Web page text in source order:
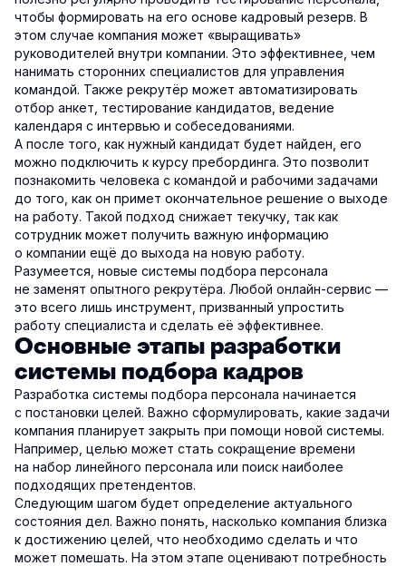
чтобы формировать на его основе кадровый резерв. В
этом случае компания может «выращивать»
руководителей внутри компании. Это эффективнее, чем
нанимать сторонних специалистов для управления
командой. Также рекрутёр может автоматизировать
отбор анкет, тестирование кандидатов, ведение
календаря с интервью и собеседованиями.
А после того, как нужный кандидат будет найден, его
можно подключить к курсу пребординга. Это позволит
познакомить человека с командой и рабочими задачами
до того, как он примет окончательное решение о выходе
на работу. Такой подход снижает текучку, так как
сотрудник может получить важную информацию
о компании ещё до выхода на новую работу.
Разумеется, новые системы подбора персонала
не заменят опытного рекрутёра. Любой онлайн-сервис —
это всего лишь инструмент, призванный упростить
работу специалиста и сделать её эффективнее.
Основные этапы разработки
системы подбора кадров
Разработка системы подбора персонала начинается
с постановки целей. Важно сформулировать, какие задачи
компания планирует закрыть при помощи новой системы.
Например, целью может стать сокращение времени
на набор линейного персонала или поиск наиболее
подходящих претендентов.
Следующим шагом будет определение актуального
состояния дел. Важно понять, насколько компания близка
к достижению целей, что необходимо сделать и что
может помешать. На этом этапе оценивают потребность